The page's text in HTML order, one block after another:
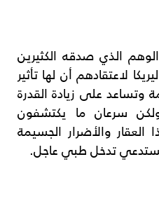
الذي صدقه الكثيرين
لاعتقادهم أن لها تأثير
وتساعد على زيادة القدرة
سرعان ما يكتشفون
العقار والأضرار الجسيمة
تدخل طبي عاجل.